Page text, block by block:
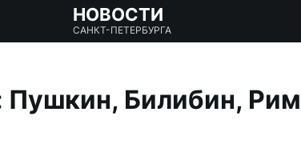
НОВОСТИ
САНКТ-ПЕТЕРБУРГА
Пушкин, Билибин,